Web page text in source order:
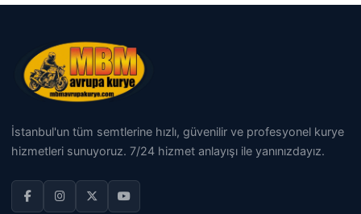
İstanbul'un tüm semtlerine hızlı, güvenilir ve profesyonel kurye
hizmetleri sunuyoruz. 7/24 hizmet anlayışı ile yanınızdayız.